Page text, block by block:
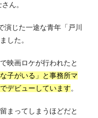
ん。
じた一途な青年「戸川
した。
映画ロケが行われたと
子がいる」と事務所マ
デビューしています。
まってしまうほどだと